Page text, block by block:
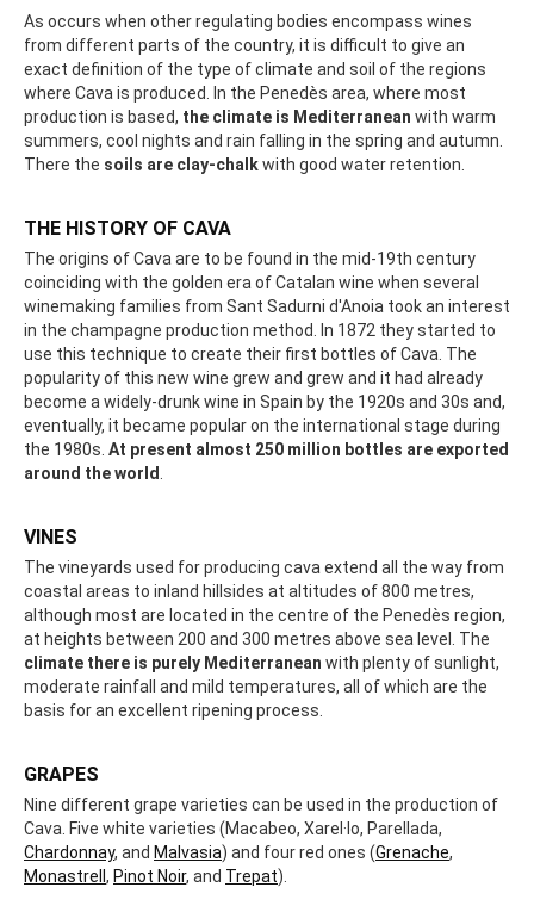
As occurs when other regulating bodies encompass wines
from different parts of the country, it is difficult to give an
exact definition of the type of climate and soil of the regions
where Cava is produced. In the Penedès area, where most
production is based, the climate is Mediterranean with warm
summers, cool nights and rain falling in the spring and autumn.
There the soils are clay-chalkwith good water retention.
THE HISTORY OF CAVA
The origins of Cava are to be found in the mid-19th century
coinciding with the golden era of Catalan wine when several
winemaking families from Sant Sadurni d'Anoia took an interest
in the champagne production method. In 1872 they started to
use this technique to create their first bottles of Cava. The
popularity of this new wine grew and grew and it had already
become a widely-drunk wine in Spain by the 1920s and 30s and,
eventually, it became popular on the international stage during
the 1980s. At present almost 250 million bottles are exported
around the world.
VINES
The vineyards used for producing cava extend all the way from
coastal areas to inland hillsides at altitudes of 800 metres,
although most are located in the centre of the Penedès region,
at heights between 200 and 300 metres above sea level. The
climate there is purely Mediterranean with plenty of sunlight,
moderate rainfall and mild temperatures, all of which are the
basis for an excellent ripening process.
GRAPES
Nine different grape varieties can be used in the production of
Cava. Five white varieties (Macabeo, Xarel·lo, Parellada,
Chardonnay, and Malvasia) and four red ones (Grenache,
Monastrell , Pinot Noir, and Trepat).